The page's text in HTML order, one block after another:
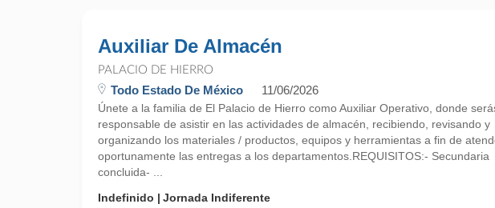
Auxiliar De Almacén
PALACIO DE HIERRO
Todo Estado De México 11/06/2026
Únete a la familia de El Palacio de Hierro como Auxiliar Operativo, donde
responsable de asistir en las actividades de almacén, recibiendo, revisando y
organizando los materiales / productos, equipos y herramientas a fin de
oportunamente las entregas a los departamentos.REQUISITOS:- Secundaria
concluida- ...
Indefinido
Jornada Indiferente